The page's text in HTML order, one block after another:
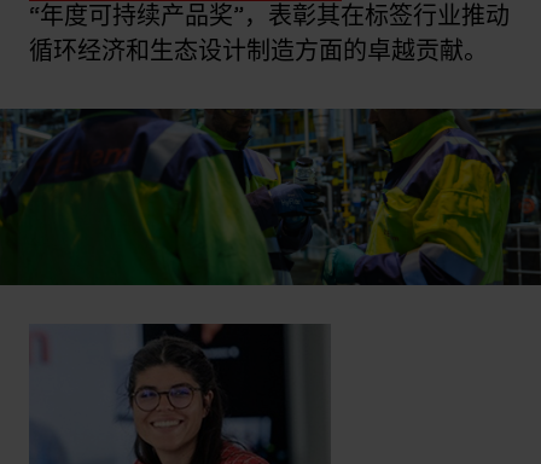
“年度可持续产品奖”，表彰其在标签行业推动
循环经济和生态设计制造方面的卓越贡献。